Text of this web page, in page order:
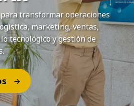
transformar operaciones
marketing, ventas,
tecnológico y gestión de